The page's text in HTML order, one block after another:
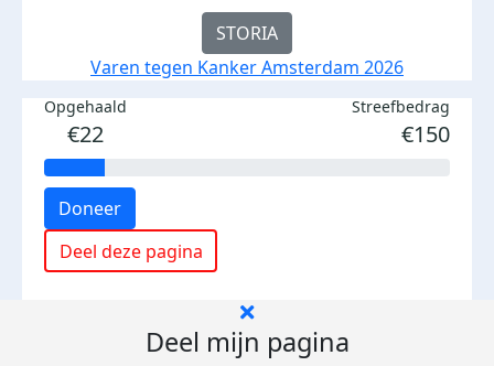
STORIA
Varen tegen Kanker Amsterdam 2026
Opgehaald
€22
Streefbedrag
€150
Doneer
Deel deze pagina
Deel mijn pagina